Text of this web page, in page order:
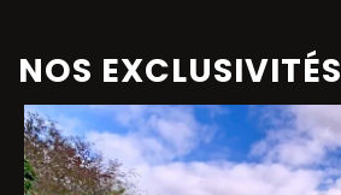
NOS EXCLUSIVITÉS